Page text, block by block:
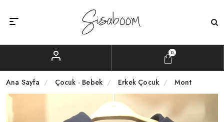
0
Ana Sayfa Çocuk - Bebek Erkek Çocuk Mont